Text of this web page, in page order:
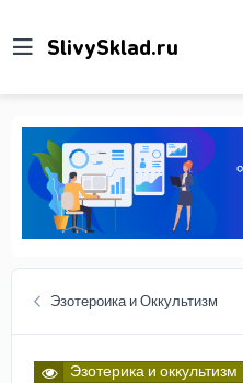
Эзотероика и Оккультизм
Эзотерика и оккультизм